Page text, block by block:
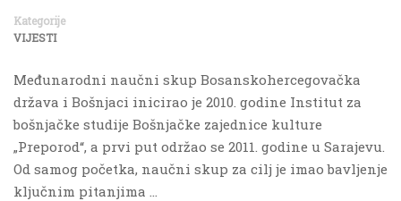
Kategorije
VIJESTI
Međunarodni naučni skup Bosanskohercegovačka
država i Bošnjaci inicirao je 2010. godine Institut za
bošnjačke studije Bošnjačke zajednice kulture
„Preporod“, a prvi put održao se 2011. godine u Sarajevu.
Od samog početka, naučni skup za cilj je imao bavljenje
ključnim pitanjima …